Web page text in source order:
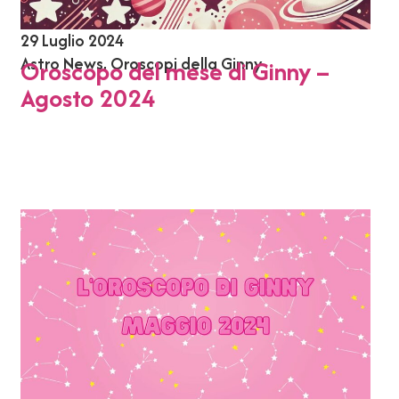
29 Luglio 2024
Astro News,Oroscopi della Ginny
Oroscopo del mese di Ginny –
Agosto 2024